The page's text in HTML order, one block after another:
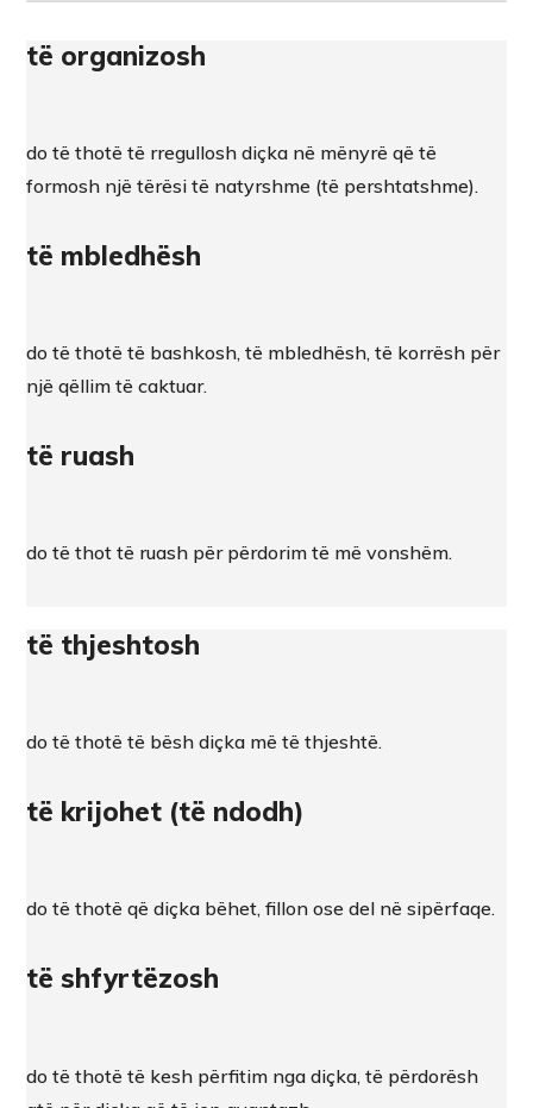
të organizosh
do të thotë të rregullosh diçka në mënyrë që të
formosh një tërësi të natyrshme (të pershtatshme).
të mbledhësh
do të thotë të bashkosh, të mbledhësh, të korrësh për
një qëllim të caktuar.
të ruash
do të thot të ruash për përdorim të më vonshëm.
të thjeshtosh
do të thotë të bësh diçka më të thjeshtë.
të krijohet (të ndodh)
do të thotë që diçka bëhet, fillon ose del në sipërfaqe.
të shfyrtëzosh
do të thotë të kesh përfitim nga diçka, të përdorësh